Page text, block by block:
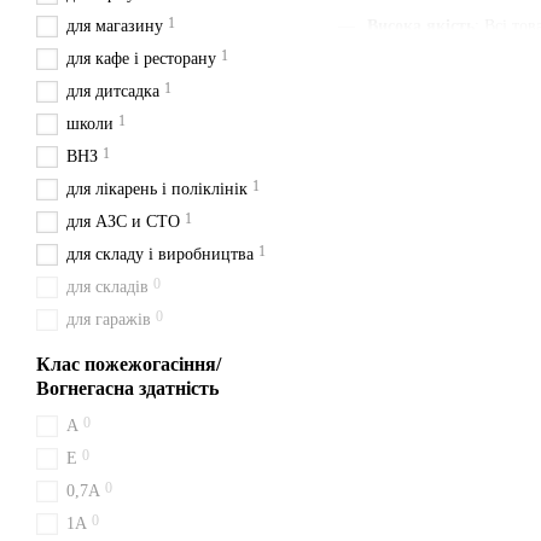
для магазину 1
для кафе і ресторану 1
для дитсадка 1
школи 1
ВНЗ 1
для лікарень і поліклінік 1
для АЗС и СТО 1
для складу і виробництва 1
для складів 0
для гаражів 0
Клас пожежогасіння/
Вогнегасна здатність
A 0
Е 0
0,7А 0
1A 0